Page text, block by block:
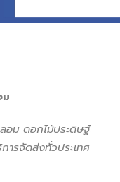
อม ดอกไม้ประดิษฐ์
ารจัดส่งทั่วประเทศ